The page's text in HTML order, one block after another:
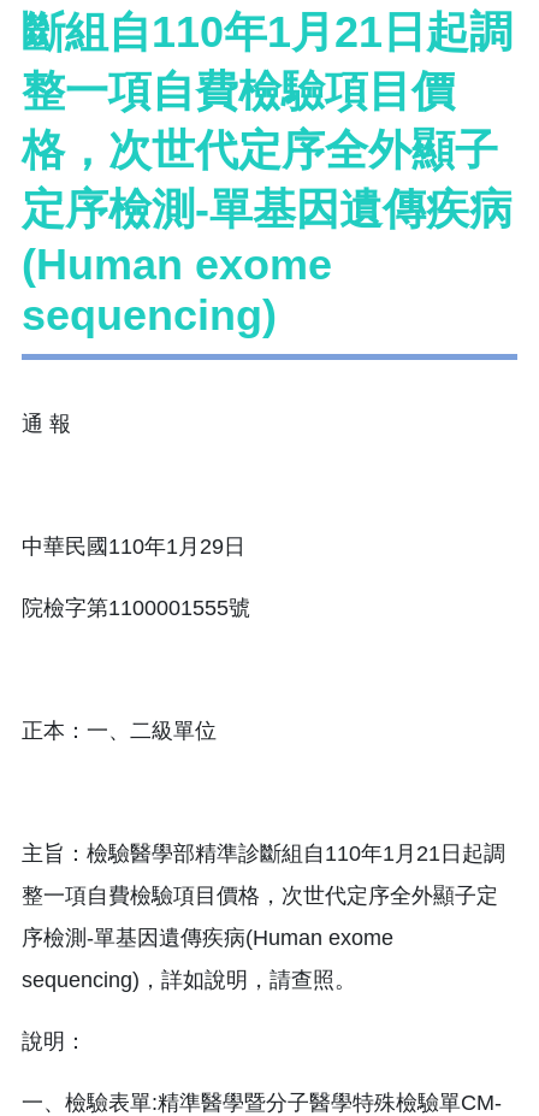
斷組自110年1月21日起調
整一項自費檢驗項目價
格，次世代定序全外顯子
定序檢測-單基因遺傳疾病
(Human exome
sequencing)
通 報
中華民國110年1月29日
院檢字第1100001555號
正本：一、二級單位
主旨：檢驗醫學部精準診斷組自110年1月21日起調
整一項自費檢驗項目價格，次世代定序全外顯子定
序檢測-單基因遺傳疾病(Human exome
sequencing)，詳如說明，請查照。
說明：
一、檢驗表單:精準醫學暨分子醫學特殊檢驗單CM-